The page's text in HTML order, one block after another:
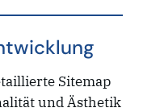
Sitemap
und Ästhetik